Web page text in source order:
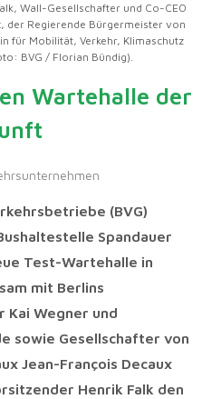
Wall-Gesellschafter und Co-CEO
der Regierende Bürgermeister von
für Mobilität, Verkehr, Klimaschutz
BVG / Florian Bündig).
Wartehalle der
(BVG)
Spandauer
Test-Wartehalle in
mit Berlins
Kai Wegner und
sowie Gesellschafter von
Jean-François Decaux
Henrik Falk den